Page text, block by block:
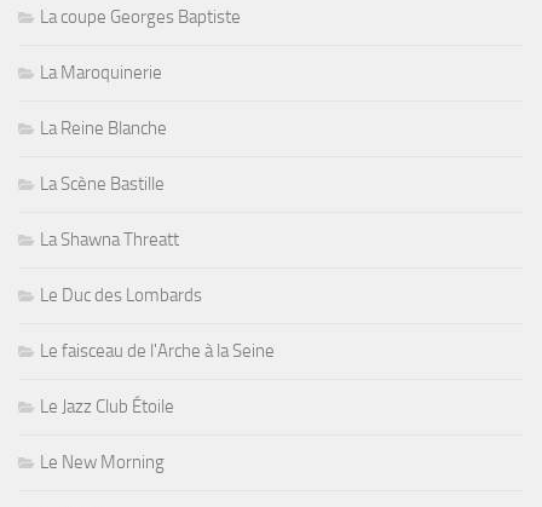
La coupe Georges Baptiste
La Maroquinerie
La Reine Blanche
La Scène Bastille
La Shawna Threatt
Le Duc des Lombards
Le faisceau de l'Arche à la Seine
Le Jazz Club Étoile
Le New Morning